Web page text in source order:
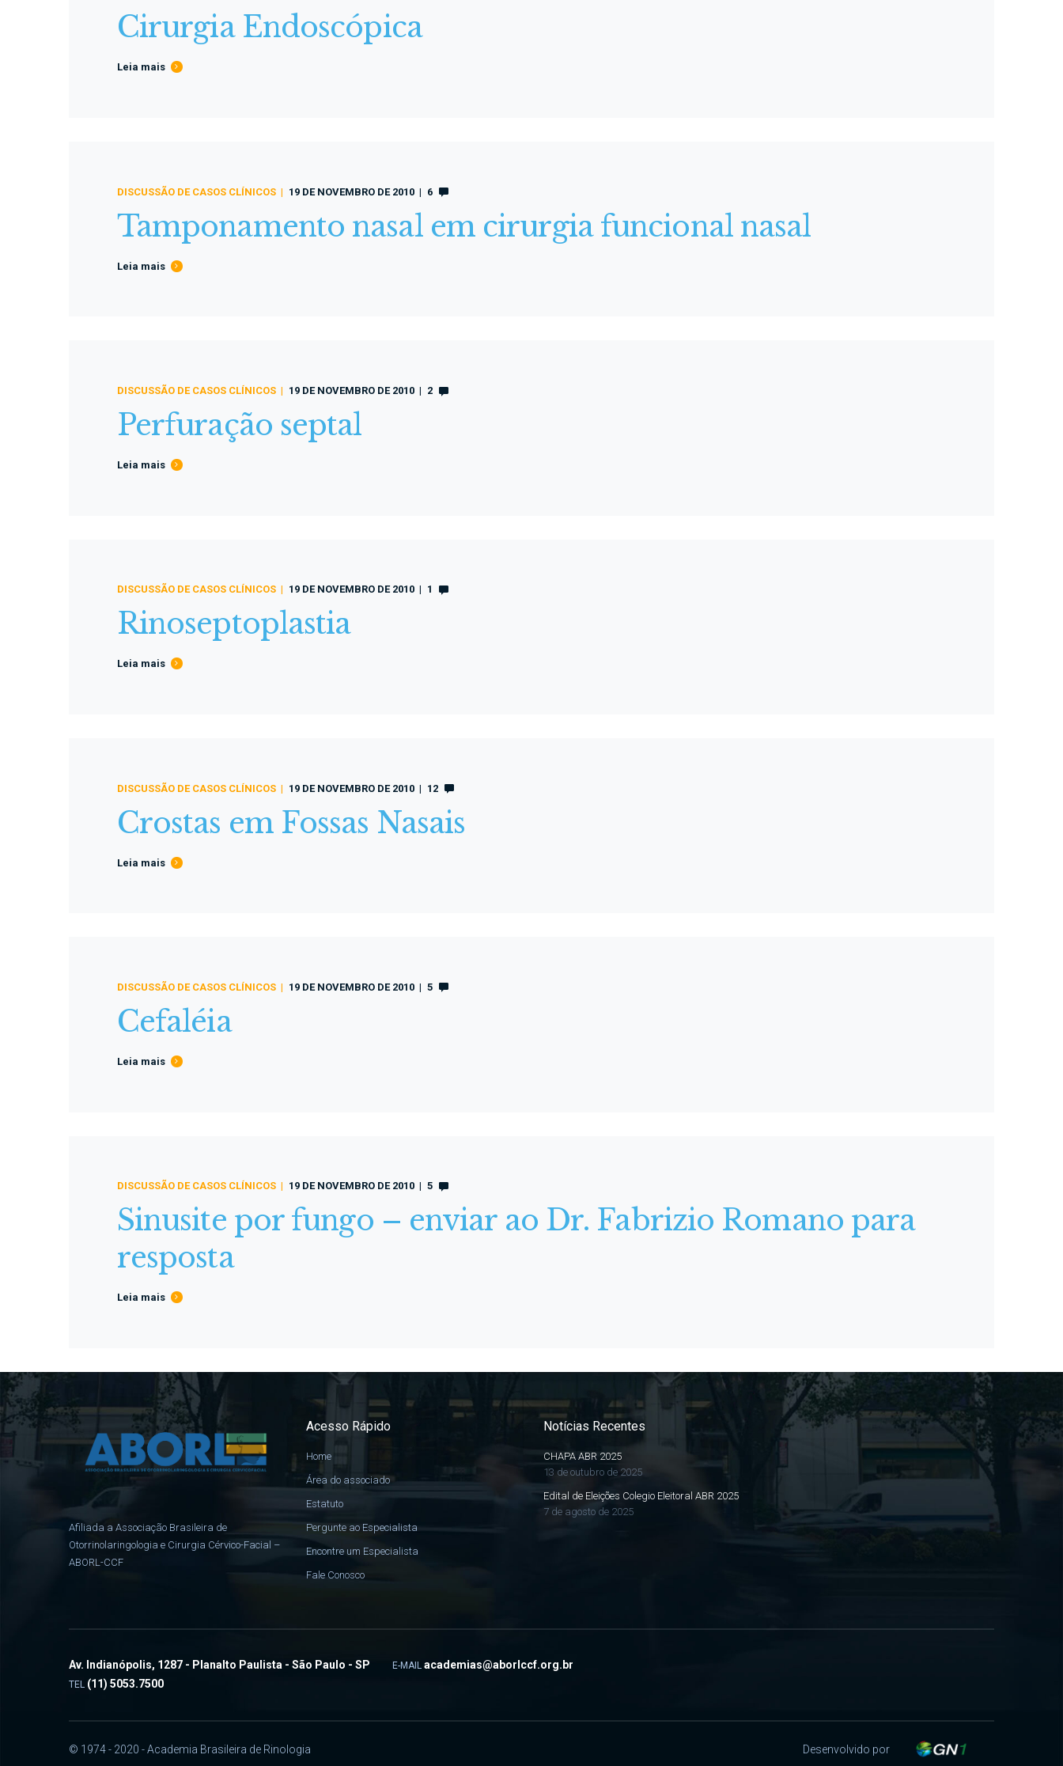
Cirurgia Endoscópica
Leia mais
DISCUSSÃO DE CASOS CLÍNICOS 19 DE NOVEMBRO DE 2010 6
Tamponamento nasal em cirurgia funcional nasal
Leia mais
DISCUSSÃO DE CASOS CLÍNICOS 19 DE NOVEMBRO DE 2010 2
Perfuração septal
Leia mais
DISCUSSÃO DE CASOS CLÍNICOS 19 DE NOVEMBRO DE 2010 1
Rinoseptoplastia
Leia mais
DISCUSSÃO DE CASOS CLÍNICOS 19 DE NOVEMBRO DE 2010 12
Crostas em Fossas Nasais
Leia mais
DISCUSSÃO DE CASOS CLÍNICOS 19 DE NOVEMBRO DE 2010 5
Cefaléia
Leia mais
DISCUSSÃO DE CASOS CLÍNICOS 19 DE NOVEMBRO DE 2010 5
Sinusite por fungo – enviar ao Dr. Fabrizio Romano para
resposta
Leia mais
Afiliada a Associação Brasileira de
Otorrinolaringologia e Cirurgia Cérvico-Facial –
ABORL-CCF
Acesso Rápido
Home
Área do associado
Estatuto
Pergunte ao Especialista
Encontre um Especialista
Fale Conosco
Notícias Recentes
CHAPA ABR 2025
13 de outubro de 2025
Edital de Eleições Colegio Eleitoral ABR 2025
7 de agosto de 2025
Av. Indianópolis, 1287 - Planalto Paulista - São Paulo - SP E-MAIL academias@aborlccf.org.br
TEL (11) 5053.7500
© 1974 - 2020 - Academia Brasileira de Rinologia Desenvolvido por